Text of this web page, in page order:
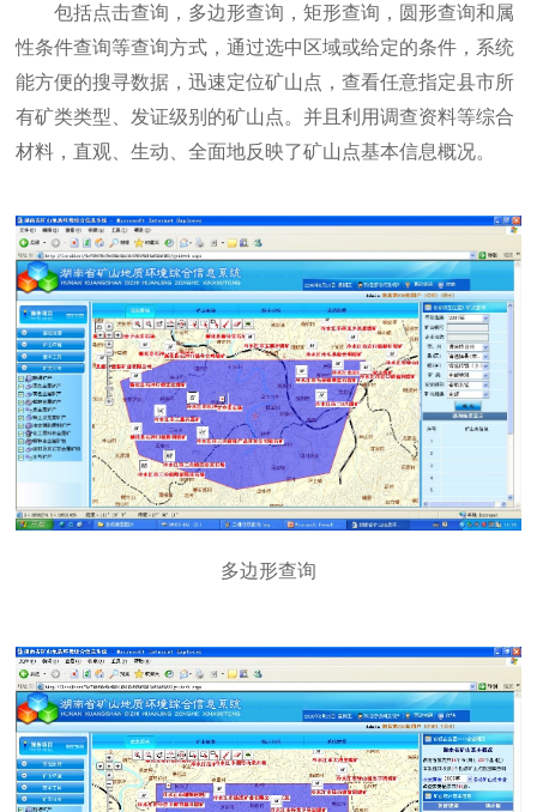
包括点击查询，多边形查询，矩形查询，圆形查询和属
性条件查询等查询方式，通过选中区域或给定的条件，系统
能方便的搜寻数据，迅速定位矿山点，查看任意指定县市所
有矿类类型、发证级别的矿山点。并且利用调查资料等综合
材料，直观、生动、全面地反映了矿山点基本信息概况。
多边形查询